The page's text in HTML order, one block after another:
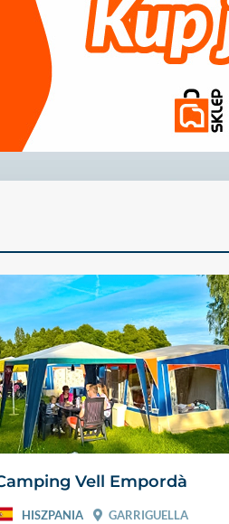
Vell Empordà
HISZPANIA GARRIGUELLA